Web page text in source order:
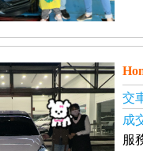
交
成
服